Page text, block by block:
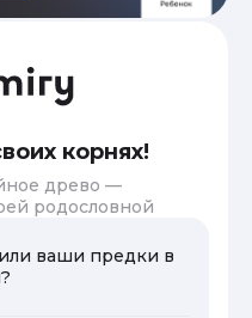
корнях!
древо —
родословной
ваши предки в